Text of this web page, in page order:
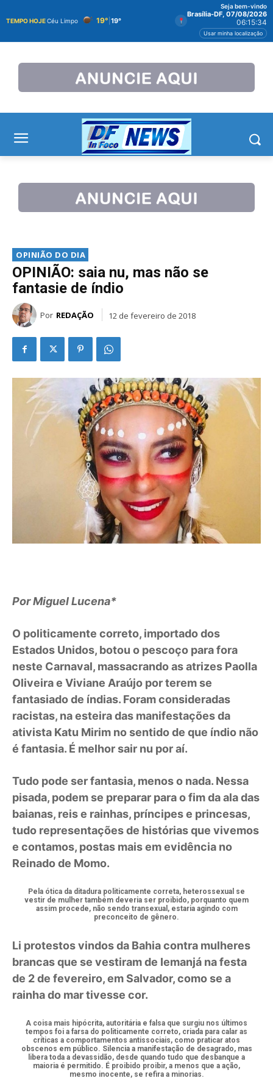
TEMPO HOJECéu Limpo 19° 19°
Seja bem-vindo
Brasília-DF, 07/08/2026
06:15:34
Usar minha localização
OPINIÃO DO DIA
OPINIÃO: saia nu, mas não se
fantasie de índio
Por REDAÇÃO 12 de fevereiro de 2018
Por Miguel Lucena*
O politicamente correto, importado dos
Estados Unidos, botou o pescoço para fora
neste Carnaval, massacrando as atrizes Paolla
Oliveira e Viviane Araújo por terem se
fantasiado de índias. Foram consideradas
racistas, na esteira das manifestações da
ativista Katu Mirim no sentido de que índio não
é fantasia. É melhor sair nu por aí.
Tudo pode ser fantasia, menos o nada. Nessa
pisada, podem se preparar para o fim da ala das
baianas, reis e rainhas, príncipes e princesas,
tudo representações de histórias que vivemos
e contamos, postas mais em evidência no
Reinado de Momo.
Pela ótica da ditadura politicamente correta, heterossexual se
vestir de mulher também deveria ser proibido, porquanto quem
assim procede, não sendo transexual, estaria agindo com
preconceito de gênero.
Li protestos vindos da Bahia contra mulheres
brancas que se vestiram de Iemanjá na festa
de 2 de fevereiro, em Salvador, como se a
rainha do mar tivesse cor.
A coisa mais hipócrita, autoritária e falsa que surgiu nos últimos
tempos foi a farsa do politicamente correto, criada para calar as
críticas a comportamentos antissociais, como praticar atos
obscenos em público. Silencia a manifestação de desagrado, mas
libera toda a devassidão, desde quando tudo que desbanque a
maioria é permitido. É proibido proibir, a menos que a ação,
mesmo inocente, se refira a minorias.